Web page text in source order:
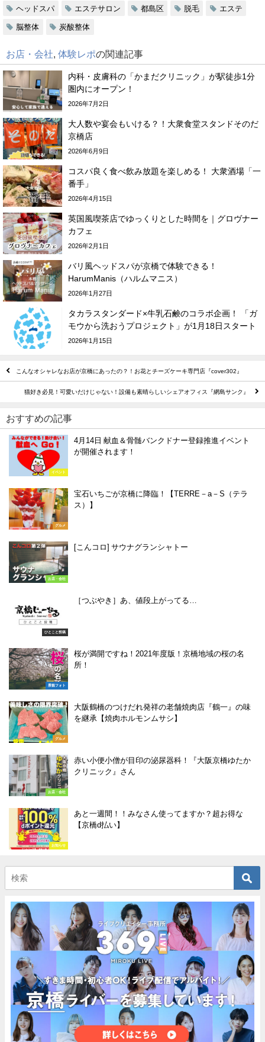
ヘッドスパ エステサロン 都島区 脱毛 エステ
脳整体 炭酸整体
お店・会社 体験レポの関連記事
内科・皮膚科の「かまだクリニック」が駅徒歩1分
圏内にオープン！
2026年7月2日
大人数や宴会もいける？！大衆食堂スタンドそのだ
京橋店
2026年6月9日
コスパ良く食べ飲み放題を楽しめる！ 大衆酒場「一
番手」
2026年4月15日
英国風喫茶店でゆっくりとした時間を｜グロヴナー
カフェ
2026年2月1日
バリ風ヘッドスパが京橋で体験できる！
HarumManis（ハルムマニス）
2026年1月27日
タカラスタンダード×牛乳石鹸のコラボ企画！ 「ガ
モウから洗おうプロジェクト」が1月18日スタート
2026年1月15日
こんなオシャレなお店が京橋にあったの？！お花とチーズケーキ専門店『cover302』
猫好き必見！可愛いだけじゃない！設備も素晴らしいシェアオフィス『網島サンク』
おすすめの記事
イベント
4月14日 献血＆骨髄バンクドナー登録推進イベント
が開催されます！
グルメ
宝石いちごが京橋に降臨！【TERRE－a－S（テラ
ス）】
お店・会社
[こんコロ] サウナグランシャトー
ひとこと投稿
［つぶやき］あ、値段上がってる…
景観フォト
桜が満開ですね！2021年度版！京橋地域の桜の名
所！
グルメ
大阪鶴橋のつけだれ発祥の老舗焼肉店『鶴一』の味
を継承【焼肉ホルモンムサシ】
お店・会社
赤い小便小僧が目印の泌尿器科！『大阪京橋ゆたか
クリニック』さん
お知らせ
あと一週間！！みなさん使ってますか？超お得な
【京橋d払い】